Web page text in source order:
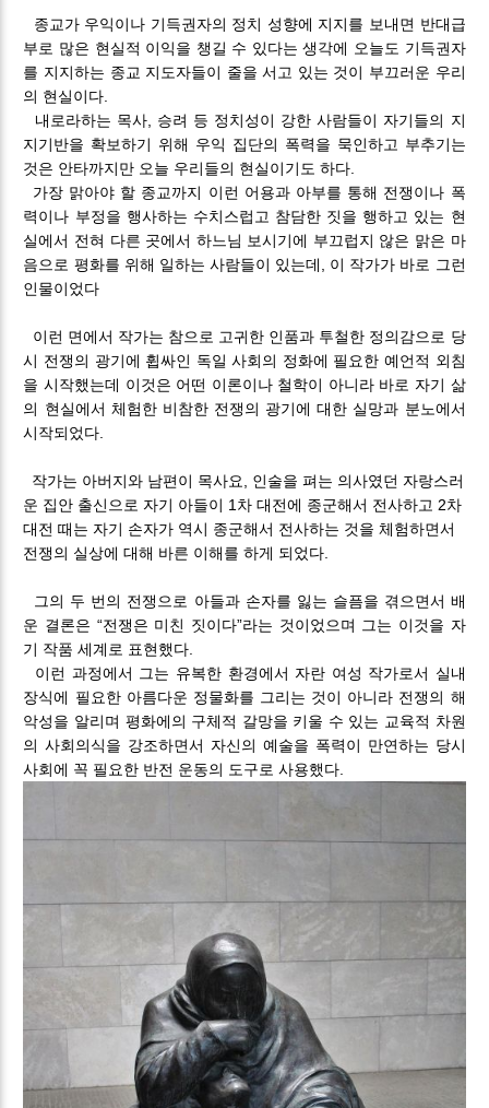
종교가 우익이나 기득권자의 정치 성향에 지지를 보내면 반대급
부로 많은 현실적 이익을 챙길 수 있다는 생각에 오늘도 기득권자
를 지지하는 종교 지도자들이 줄을 서고 있는 것이 부끄러운 우리
의 현실이다.
내로라하는 목사, 승려 등 정치성이 강한 사람들이 자기들의 지
지기반을 확보하기 위해 우익 집단의 폭력을 묵인하고 부추기는
것은 안타까지만 오늘 우리들의 현실이기도 하다.
가장 맑아야 할 종교까지 이런 어용과 아부를 통해 전쟁이나 폭
력이나 부정을 행사하는 수치스럽고 참담한 짓을 행하고 있는 현
실에서 전혀 다른 곳에서 하느님 보시기에 부끄럽지 않은 맑은 마
음으로 평화를 위해 일하는 사람들이 있는데, 이 작가가 바로 그런
인물이었다
이런 면에서 작가는 참으로 고귀한 인품과 투철한 정의감으로 당
시 전쟁의 광기에 휩싸인 독일 사회의 정화에 필요한 예언적 외침
을 시작했는데 이것은 어떤 이론이나 철학이 아니라 바로 자기 삶
의 현실에서 체험한 비참한 전쟁의 광기에 대한 실망과 분노에서
시작되었다.
작가는 아버지와 남편이 목사요, 인술을 펴는 의사였던 자랑스러
운 집안 출신으로 자기 아들이 1차 대전에 종군해서 전사하고 2차
대전 때는 자기 손자가 역시 종군해서 전사하는 것을 체험하면서
전쟁의 실상에 대해 바른 이해를 하게 되었다.
그의 두 번의 전쟁으로 아들과 손자를 잃는 슬픔을 겪으면서 배
운 결론은 “전쟁은 미친 짓이다”라는 것이었으며 그는 이것을 자
기 작품 세계로 표현했다.
이런 과정에서 그는 유복한 환경에서 자란 여성 작가로서 실내
장식에 필요한 아름다운 정물화를 그리는 것이 아니라 전쟁의 해
악성을 알리며 평화에의 구체적 갈망을 키울 수 있는 교육적 차원
의 사회의식을 강조하면서 자신의 예술을 폭력이 만연하는 당시
사회에 꼭 필요한 반전 운동의 도구로 사용했다.